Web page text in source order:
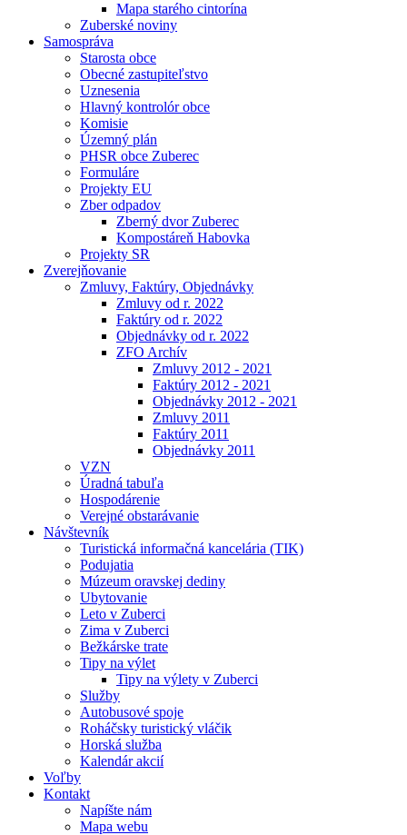
Mapa starého cintorína
Zuberské noviny
Samospráva
Starosta obce
Obecné zastupiteľstvo
Uznesenia
Hlavný kontrolór obce
Komisie
Územný plán
PHSR obce Zuberec
Formuláre
Projekty EU
Zber odpadov
Zberný dvor Zuberec
Kompostáreň Habovka
Projekty SR
Zverejňovanie
Zmluvy, Faktúry, Objednávky
Zmluvy od r. 2022
Faktúry od r. 2022
Objednávky od r. 2022
ZFO Archív
Zmluvy 2012 - 2021
Faktúry 2012 - 2021
Objednávky 2012 - 2021
Zmluvy 2011
Faktúry 2011
Objednávky 2011
VZN
Úradná tabuľa
Hospodárenie
Verejné obstarávanie
Návštevník
Turistická informačná kancelária (TIK)
Podujatia
Múzeum oravskej dediny
Ubytovanie
Leto v Zuberci
Zima v Zuberci
Bežkárske trate
Tipy na výlet
Tipy na výlety v Zuberci
Služby
Autobusové spoje
Roháčsky turistický vláčik
Horská služba
Kalendár akcií
Voľby
Kontakt
Napíšte nám
Mapa webu